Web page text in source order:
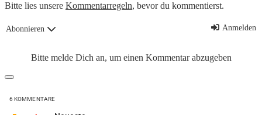
Bitte lies unsere Kommentarregeln, bevor du kommentierst.
Abonnieren Anmelden
Bitte melde Dich an, um einen Kommentar abzugeben
6 KOMMENTARE